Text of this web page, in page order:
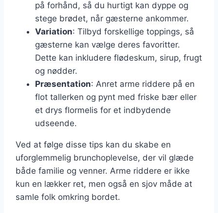
på forhånd, så du hurtigt kan dyppe og
stege brødet, når gæsterne ankommer.
Variation: Tilbyd forskellige toppings, så
gæsterne kan vælge deres favoritter.
Dette kan inkludere flødeskum, sirup, frugt
og nødder.
Præsentation: Anret arme riddere på en
flot tallerken og pynt med friske bær eller
et drys flormelis for et indbydende
udseende.
Ved at følge disse tips kan du skabe en
uforglemmelig brunchoplevelse, der vil glæde
både familie og venner. Arme riddere er ikke
kun en lækker ret, men også en sjov måde at
samle folk omkring bordet.